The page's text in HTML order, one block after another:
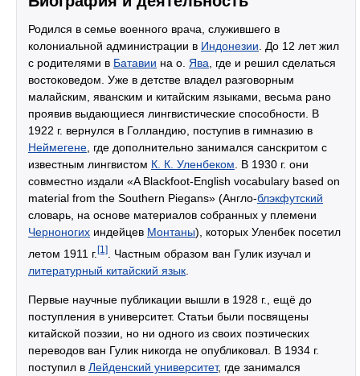
Родился в семье военного врача, служившего в
колониальной администрации в Индонезии . До 12 лет жил
с родителями в Батавии на о. Ява , где и решил сделаться
востоковедом. Уже в детстве владел разговорным
малайским, яванским и китайским языками, весьма рано
проявив выдающиеся лингвистические способности. В
1922 г. вернулся в Голландию, поступив в гимназию в
Неймегене , где дополнительно занимался санскритом с
известным лингвистом К. К. Уленбеком . В 1930 г. они
совместно издали «A Blackfoot-English vocabulary based on
material from the Southern Piegans» (Англо-блэкфутский
словарь, на основе материалов собранных у племени
Черноногих индейцев Монтаны), которых Уленбек посетил
летом 1911 г.[1]
. Частным образом ван Гулик изучал и
литературный китайский язык
Первые научные публикации вышли в 1928 г., ещё до
поступления в университет. Статьи были посвящены
китайской поэзии, но ни одного из своих поэтических
переводов ван Гулик никогда не опубликовал. В 1934 г.
поступил в Лейденский университет, где занимался